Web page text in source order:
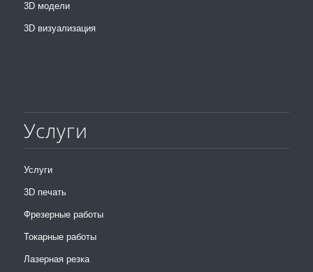
3D модели
3D визуализация
Услуги
Услуги
3D печать
Фрезерные работы
Токарные работы
Лазерная резка